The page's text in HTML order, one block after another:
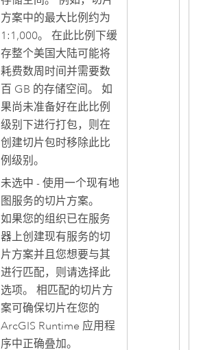
方案中的最大比例约为
1:1,000。 在此比例下缓
存整个美国大陆可能将
耗费数周时间并需要数
百 GB 的存储空间。 如
果尚未准备好在此比例
级别下进行打包，则在
创建切片包时移除此比
例级别。
未选中 - 使用一个现有地
图服务的切片方案。
如果您的组织已在服务
器上创建现有服务的切
片方案并且您想要与其
进行匹配，则请选择此
选项。 相匹配的切片方
案可确保切片在您的
ArcGIS Runtime 应用程
序中正确叠加。